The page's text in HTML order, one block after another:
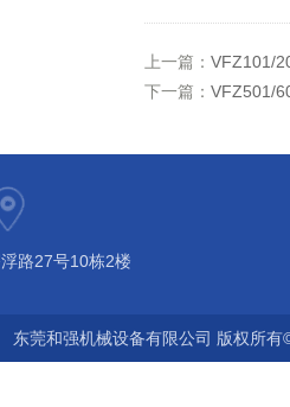
上一篇： VFZ101/
下一篇： VFZ501/
路27号10栋2楼
东莞和强机械设备有限公司 版权所